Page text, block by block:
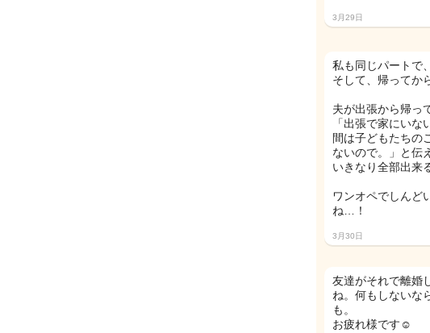
3月29日
私も同じパートで
そして、帰ってか
夫が出張から帰っ
「出張で家にい
間は子どもたちの
ないので。」と伝
いきなり全部出来
ワンオペでしんど
ね…！
3月30日
友達がそれで離婚
ね。何もしないな
も。
お疲れ様です☺️